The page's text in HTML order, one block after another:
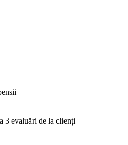
3 evaluări de la clienți